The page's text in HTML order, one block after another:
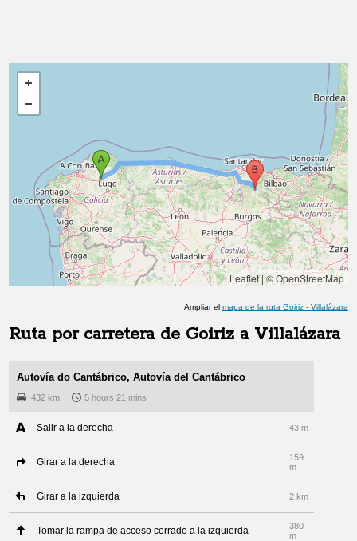
Leaflet|© OpenStreetMap
Ampliar el mapa de la ruta Goiriz- Villalázara
Ruta por carretera de Goiriz a Villalázara
Autovía do Cantábrico, Autovía del Cantábrico
432 km 5 hours 21 mins
Salir a la derecha 43 m
Girar a la derecha
159
m
Girar a la izquierda 2 km
Tomar la rampa de acceso cerrado a la izquierda
380
m